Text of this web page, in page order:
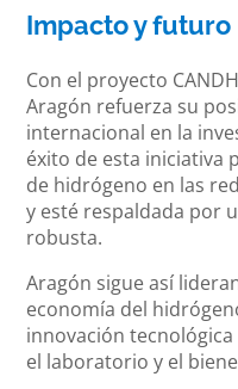
Impacto y futuro
Con el proyecto
Aragón refuerza su
internacional en la
éxito de esta iniciativa
de hidrógeno en las
y esté respaldada por
robusta.
Aragón sigue así
economía del
innovación
el laboratorio y el